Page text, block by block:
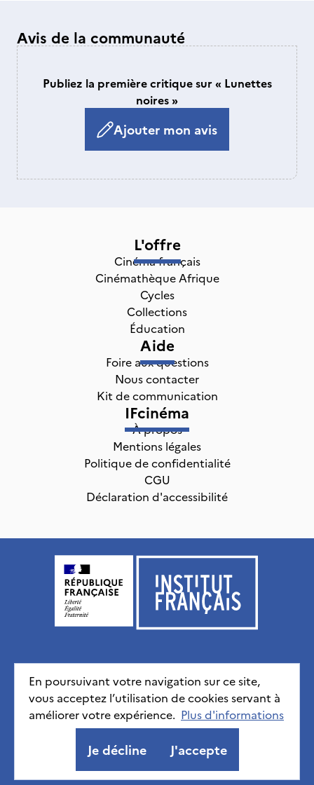
Avis de la communauté
Publiez la première critique sur « Lunettes
noires »
Ajouter mon avis
En poursuivant votre navigation sur ce site,
vous acceptez l’utilisation de cookies servant à
améliorer votre expérience. Plus d'informations
Je décline J'accepte
L'offre
Cinéma français
Cinémathèque Afrique
Cycles
Collections
Éducation
Aide
Foire aux questions
Nous contacter
Kit de communication
IFcinéma
À propos
Mentions légales
Politique de confidentialité
CGU
Déclaration d'accessibilité
Institut français, tous droits réservés 2026
Mentions légales Politique de confidentialité
CGU
Déclaration d'accessibilité